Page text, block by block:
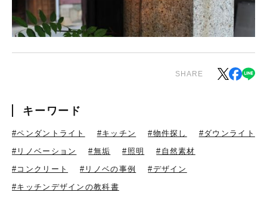
SHARE
キーワード
#ペンダントライト #キッチン #物件探し
#ダウンライト
#リノベーション
#無垢 #照明
#自然素材
#コンクリート
#リノベの事例
#デザイン
#キッチンデザインの教科書